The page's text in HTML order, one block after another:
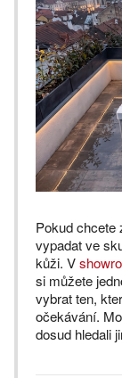
Pokud chcete
vypadat ve
kůži. V
si můžete
vybrat ten,
očekávání.
dosud hledali